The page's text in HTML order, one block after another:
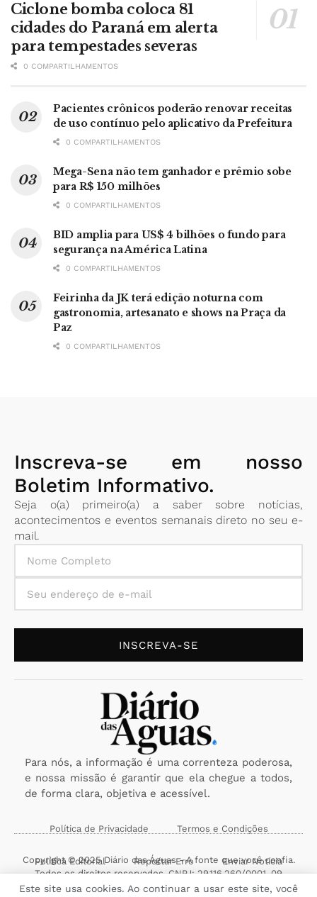
Ciclone bomba coloca 81
cidades do Paraná em alerta
para tempestades severas
0 COMPARTILHAMENTOS
Pacientes crônicos poderão renovar receitas
de uso contínuo pelo aplicativo da Prefeitura
0 COMPARTILHAMENTOS
Mega-Sena não tem ganhador e prêmio sobe
para R$ 150 milhões
0 COMPARTILHAMENTOS
BID amplia para US$ 4 bilhões o fundo para
segurança na América Latina
0 COMPARTILHAMENTOS
Feirinha da JK terá edição noturna com
gastronomia, artesanato e shows na Praça da
Paz
0 COMPARTILHAMENTOS
Inscreva-se em nosso
Boletim Informativo.
Seja o(a) primeiro(a) a saber sobre notícias,
acontecimentos e eventos semanais direto no seu e-
mail.
INSCREVA-SE
Para nós, a informação é uma correnteza poderosa,
e nossa missão é garantir que ela chegue a todos,
de forma clara, objetiva e acessível.
Política de Privacidade Termos e Condições
Política Editorial Reportar Erro Enviar Notícia
Copyright © 2025 Diário das Águas - A fonte que você confia.
Todos os direitos reservados. CNPJ: 29.116.260/0001-09
Este site usa cookies. Ao continuar a usar este site, você